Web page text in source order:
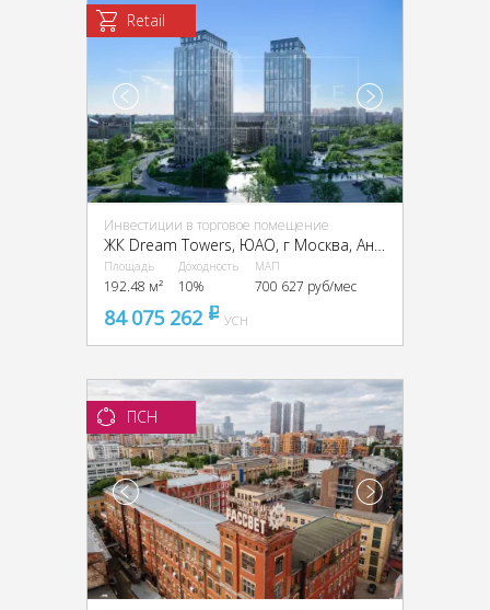
Retail
Инвестиции в торговое помещение
Площадь
192.48 м²
Доходность
10%
МАП
700 627 руб/мес
84 075 262 pуб
УСН
ПСН